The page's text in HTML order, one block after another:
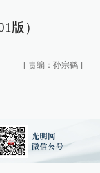
版）
[ 责编：孙宗鹤 ]